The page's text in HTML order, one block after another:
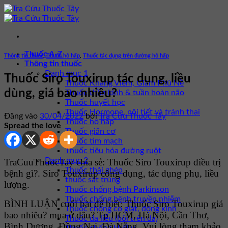
Bỏ
qua
dung
Thuốc A-Z
Thông tin thuốc
Danh mục 1
Thuốc Kháng Viêm, Giảm Phù Nề
Thuốc thần kinh & tuần hoàn não
Thuốc huyết học
Thuốc Hormone, nội tiết và tránh thai
Thuốc hô hấp
Thuốc giãn cơ
Thuốc tim mạch
Thuốc tiêu hóa đường ruột
Danh mục 2
Thuốc thải ghép
thuốc sát trùng
Thuốc chống bệnh Parkinson
Thuốc chống bệnh truyền nhiễm
Thuốc chống co giật, động kinh
Thuốc da liễu (bôi trên da)
Thông tin thuốc,Thuốc hô hấp Thuốc tác dụng trên đường hô hấp
Thuốc Siro Touxirup tác dụng, liều
dùng, giá bao nhiêu?
Đăng vào 30/04/2022 bởiTra Cứu Thuốc Tây
Spread the love
TraCuuThuocTay chia sẻ: Thuốc Siro Touxirup điều trị
bệnh gì?. Siro Touxirup công dụng, tác dụng phụ, liều
lượng.
BÌNH LUẬN cuối bài để biết: Thuốc Siro Touxirup giá
bao nhiêu? mua ở đâu? Tp HCM, Hà Nội, Cần Thơ,